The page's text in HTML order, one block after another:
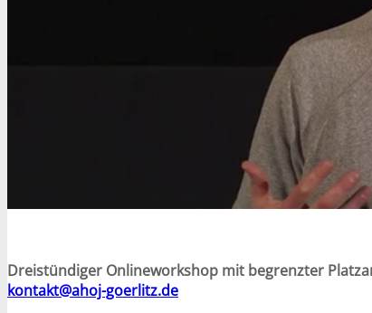
Dreistündiger Onlineworkshop mit begrenzter
kontakt@ahoj-goerlitz.de